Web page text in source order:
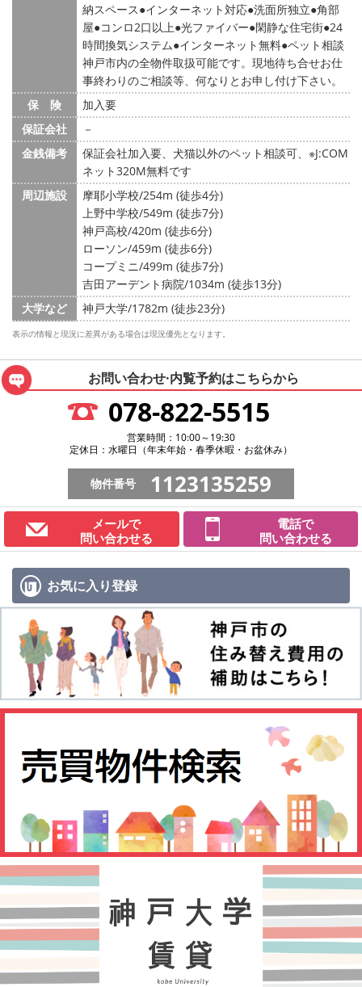
納スペース インターネット対応 洗面所独立 角部
屋 コンロ2口以上 光ファイバー 閑静な住宅街 24
時間換気システム インターネット無料 ペット相談
神戸市内の全物件取扱可能です。現地待ち合せお仕
事終わりのご相談等、何なりとお申し付け下さい。
保 険
加入要
保証会社
－
金銭備考
保証会社加入要、犬猫以外のペット相談可、※J:COM
ネット320M無料です
周辺施設
摩耶小学校/254m (徒歩4分)
上野中学校/549m (徒歩7分)
神戸高校/420m (徒歩6分)
ローソン/459m (徒歩6分)
コープミニ/499m (徒歩7分)
吉田アーデント病院/1034m (徒歩13分)
大学など
神戸大学/1782m (徒歩23分)
表示の情報と現況に差異がある場合は現況優先となります。
お問い合わせ·内覧予約はこちらから
078-822-5515
営業時間：10:00～19:30
定休日：水曜日（年末年始・春季休暇・お盆休み）
物件番号 1123135259
メールで
問い合わせる
電話で
問い合わせる
お気に入り登録